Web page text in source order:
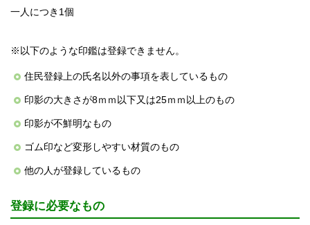
一人につき1個
※以下のような印鑑は登録できません。
住民登録上の氏名以外の事項を表しているもの
印影の大きさが8ｍｍ以下又は25ｍｍ以上のもの
印影が不鮮明なもの
ゴム印など変形しやすい材質のもの
他の人が登録しているもの
登録に必要なもの